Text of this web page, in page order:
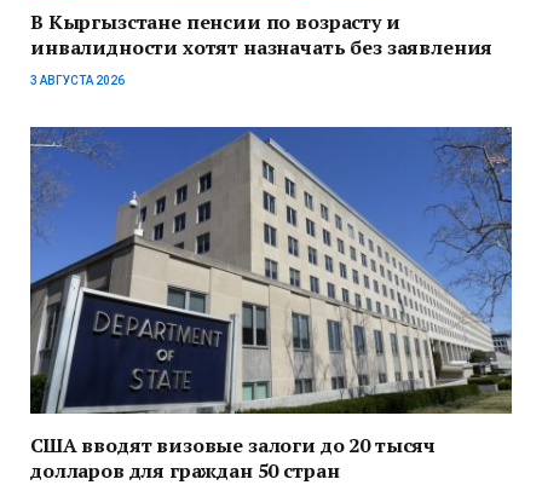
В Кыргызстане пенсии по возрасту и
инвалидности хотят назначать без заявления
3 АВГУСТА 2026
США вводят визовые залоги до 20 тысяч
долларов для граждан 50 стран